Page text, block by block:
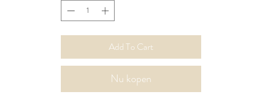
Add To Cart
Nu kopen